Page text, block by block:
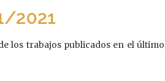
2021
los trabajos publicados en el